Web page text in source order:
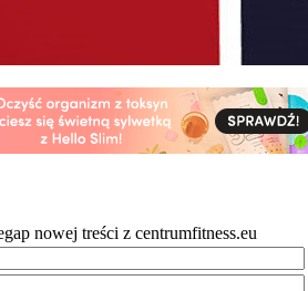
nowej treści z centrumfitness.eu